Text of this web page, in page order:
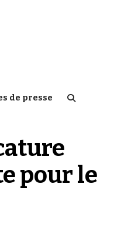
de presse
pour le